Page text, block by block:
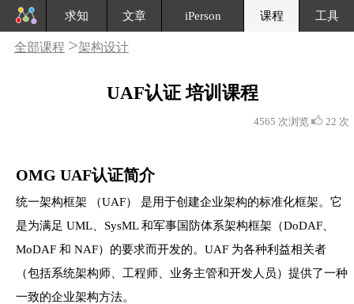
求知 文章 iPerson 课程 工具
全部课程 >架构设计
UAF认证 培训课程
4565 次浏览 22 次
OMG UAF认证简介
统一架构框架 （UAF） 是用于创建企业架构的标准化框架。它
是为满足 UML、SysML 和军事国防体系架构框架（DoDAF、
MoDAF 和 NAF）的要求而开发的。UAF 为各种利益相关者
（包括系统架构师、工程师、业务主管和开发人员）提供了一种
一致的企业架构方法。